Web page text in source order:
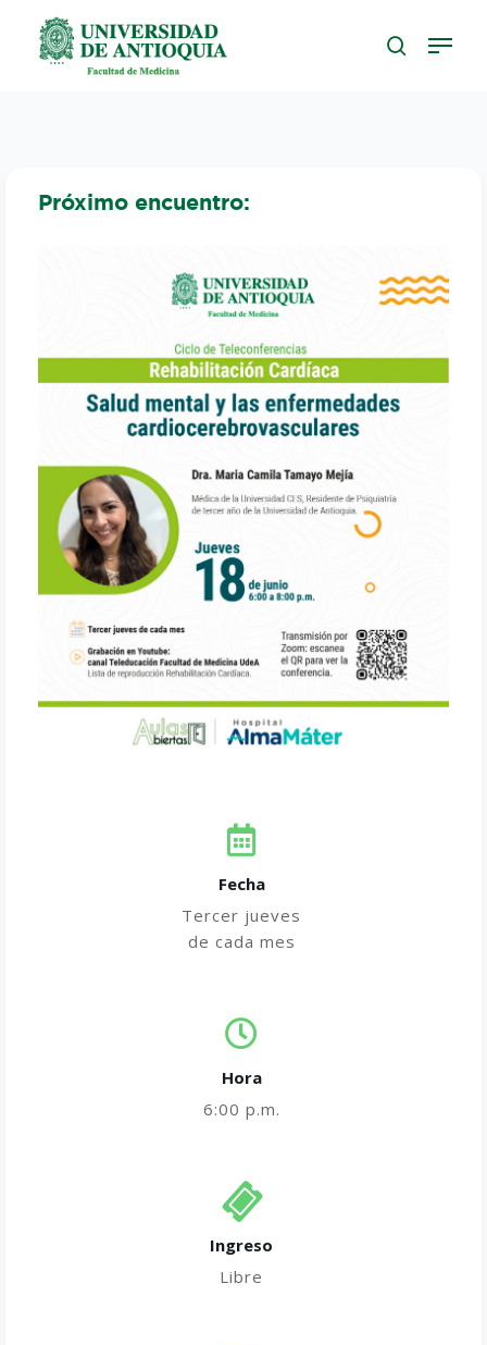
Próximo encuentro:
Fecha
Tercer jueves
de cada mes
Hora
6:00 p.m.
Ingreso
Libre